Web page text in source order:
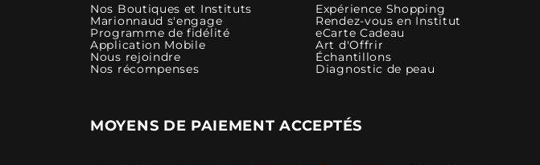
Nos Boutiques et Instituts
Marionnaud s'engage
Programme de fidélité
Application Mobile
Nous rejoindre
Nos récompenses
Expérience Shopping
Rendez-vous en Institut
eCarte Cadeau
Art d'Offrir
Échantillons
Diagnostic de peau
MOYENS DE PAIEMENT ACCEPTÉS